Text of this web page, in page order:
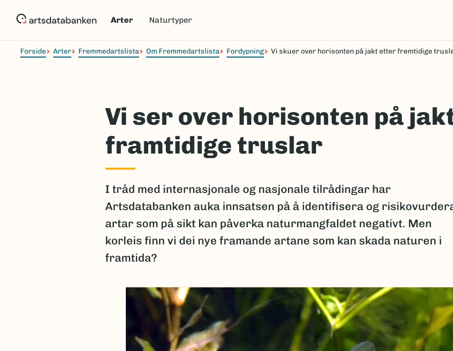
Arter Naturtyper
Forside Arter Fremmedartslista Om Fremmedartslista Fordypning Vi skuer over horisonten på jakt etter fremtidige
Vi ser over horisonten på
framtidige truslar
I tråd med internasjonale og nasjonale tilrådingar har
Artsdatabanken auka innsatsen på å identifisera og
artar som på sikt kan påverka naturmangfaldet negativt. Men
korleis finn vi dei nye framande artane som kan skada naturen i
framtida?